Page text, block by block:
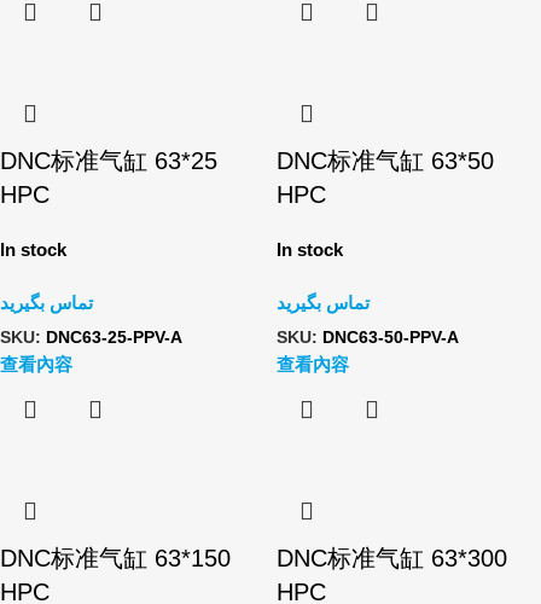
DNC标准气缸 63*25
HPC
In stock
تماس بگیرید
SKU: DNC63-25-PPV-A
查看內容
DNC标准气缸 63*50
HPC
In stock
تماس بگیرید
SKU: DNC63-50-PPV-A
查看內容
DNC标准气缸 63*150
HPC
DNC标准气缸 63*300
HPC